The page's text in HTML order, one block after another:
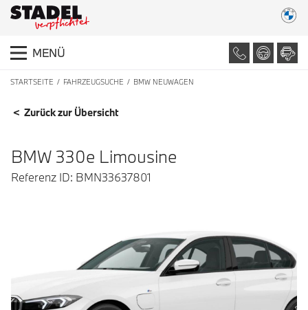
MENÜ
STARTSEITE FAHRZEUGSUCHE BMW NEUWAGEN
FAHRZEUGDETAILS
< Zurück zur Übersicht
BMW 330e Limousine
Referenz ID: BMN33637801